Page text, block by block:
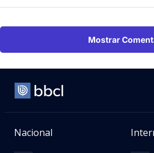
Mostrar
Nacional